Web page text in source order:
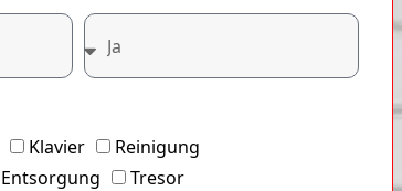
Klavier
Reinigung
Entsorgung Tresor